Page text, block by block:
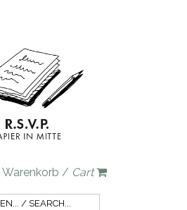
Warenkorb / Cart